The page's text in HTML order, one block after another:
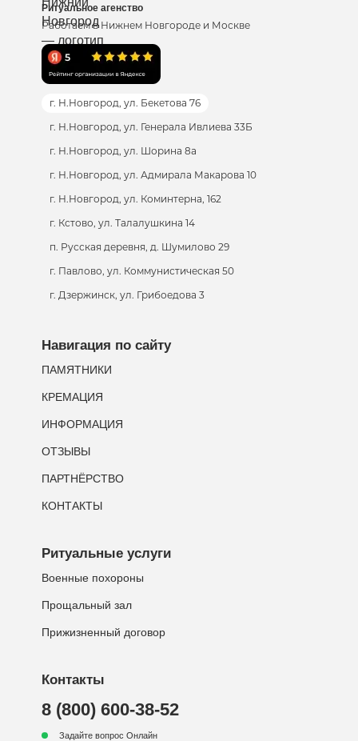
Ритуальное агенство
Работаем в Нижнем Новгороде и Москве
г. Н.Новгород, ул. Бекетова 76
г. Н.Новгород, ул. Генерала Ивлиева 33Б
г. Н.Новгород, ул. Шорина 8а
г. Н.Новгород, ул. Адмирала Макарова 10
г. Н.Новгород, ул. Коминтерна, 162
г. Кстово, ул. Талалушкина 14
п. Русская деревня, д. Шумилово 29
г. Павлово, ул. Коммунистическая 50
г. Дзержинск, ул. Грибоедова 3
Навигация по сайту
ПАМЯТНИКИ
КРЕМАЦИЯ
ИНФОРМАЦИЯ
ОТЗЫВЫ
ПАРТНЁРСТВО
КОНТАКТЫ
Ритуальные услуги
Военные похороны
Прощальный зал
Прижизненный договор
Контакты
8 (800) 600-38-52
Задайте вопрос Онлайн